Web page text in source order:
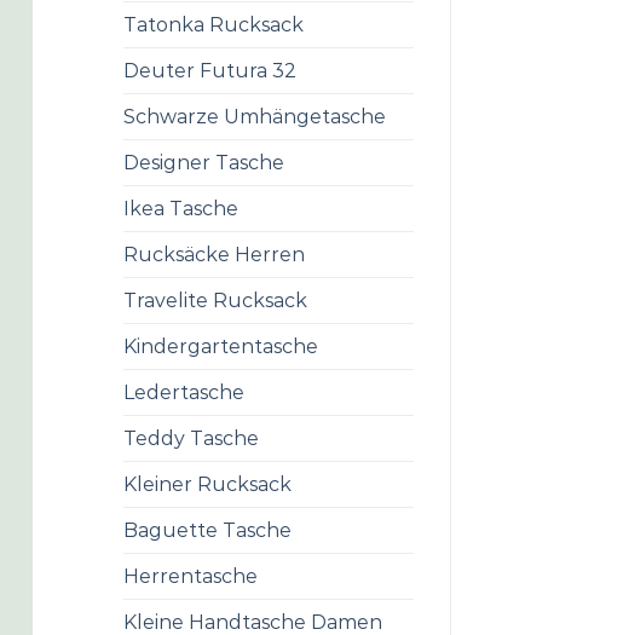
Tatonka Rucksack
Deuter Futura 32
Schwarze Umhängetasche
Designer Tasche
Ikea Tasche
Rucksäcke Herren
Travelite Rucksack
Kindergartentasche
Ledertasche
Teddy Tasche
Kleiner Rucksack
Baguette Tasche
Herrentasche
Kleine Handtasche Damen